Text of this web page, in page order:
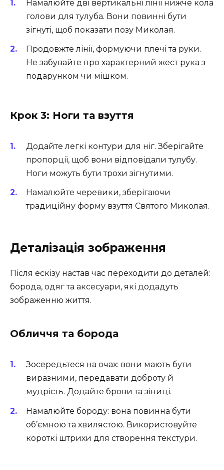
Намалюйте дві вертикальні лінії нижче кола
голови для тулуба. Вони повинні бути
зігнуті, щоб показати позу Миколая.
Продовжте лінії, формуючи плечі та руки.
Не забувайте про характерний жест рука з
подарунком чи мішком.
Крок 3: Ноги та взуття
Додайте легкі контури для ніг. Зберігайте
пропорції, щоб вони відповідали тулубу.
Ноги можуть бути трохи зігнутими.
Намалюйте черевики, зберігаючи
традиційну форму взуття Святого Миколая.
Деталізація зображення
Після ескізу настав час переходити до деталей:
борода, одяг та аксесуари, які додадуть
зображенню життя.
Обличчя та борода
Зосередьтеся на очах: вони мають бути
виразними, передавати доброту й
мудрість. Додайте брови та зіниці.
Намалюйте бороду: вона повинна бути
об’ємною та хвилястою. Використовуйте
короткі штрихи для створення текстури.